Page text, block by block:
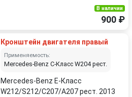
В наличии
900 ₽
Кронштейн двигателя правый
Применяемость:
Mercedes-Benz C-Класс W204 рест.
Mercedes-Benz E-Класс
W212/S212/C207/A207 рест. 2013